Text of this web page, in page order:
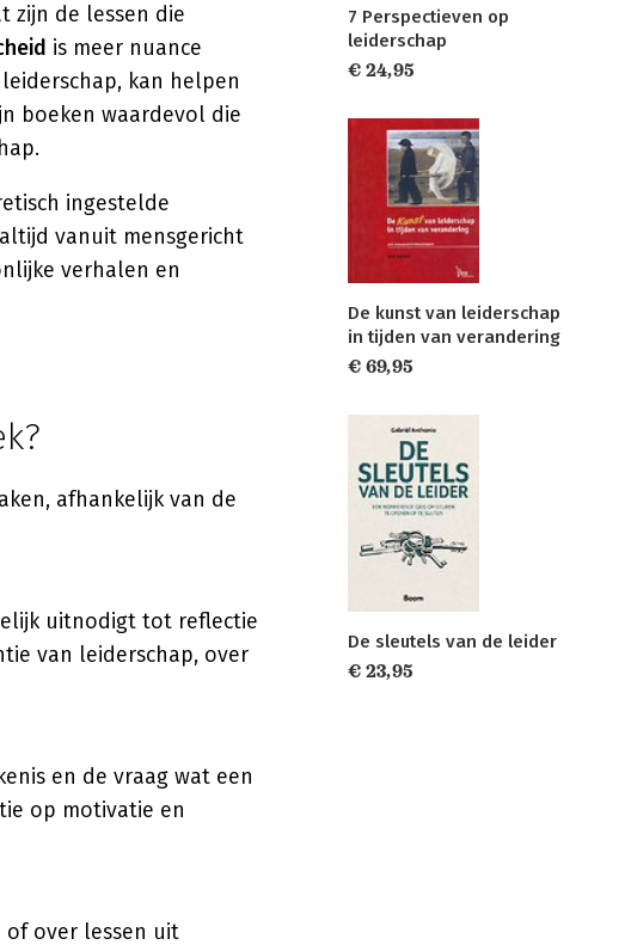
zijn de lessen die
is meer nuance
kan helpen
boeken waardevol die
ingestelde
vanuit mensgericht
verhalen en
afhankelijk van de
uitnodigt tot reflectie
van leiderschap, over
en de vraag wat een
op motivatie en
of over lessen uit
7 Perspectieven op
leiderschap
€ 24,95
De kunst van leiderschap
in tijden van verandering
€ 69,95
De sleutels van de leider
€ 23,95